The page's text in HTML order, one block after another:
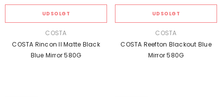
UDSOLGT
COSTA
COSTA Rincon II Matte Black
Blue Mirror 580G
UDSOLGT
COSTA
COSTA Reefton Blackout Blue
Mirror 580G